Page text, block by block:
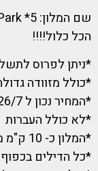
שם המלון: 5* Coral Sea Holiday Resort and Aqua Park
הכל כלול!!!!
*ניתן לפרוס
*כולל מזוודה גדולה
*המחיר נכון ל 26/7בשעת הפרסום ועתיד להשתנות.
*לא כולל העברות
*המלון כ- 10 ק"מ משדה תעופה
*כל הדילים